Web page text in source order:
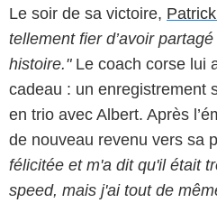
Le soir de sa victoire,
tellement fier d’avoir
histoire."Le coach corse lui
cadeau : un enregistrement
en trio avec Albert. Après
de nouveau revenu vers sa
félicitée et m'a dit qu'il était
speed, mais j'ai tout de